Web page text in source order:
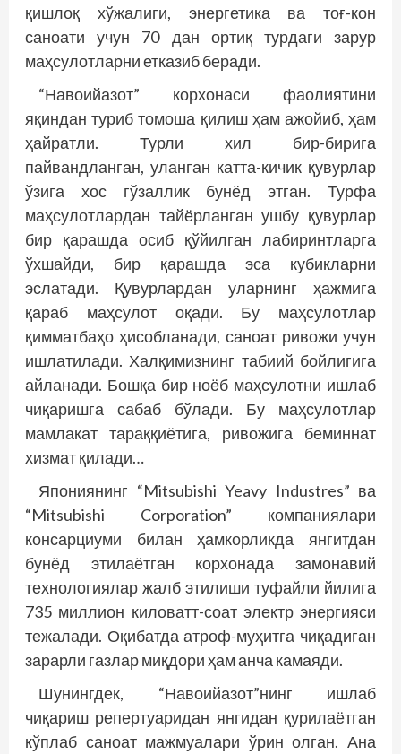
қиш­лоқ хўжалиги, энергетика ва тоғ-кон
саноати учун 70 дан ортиқ турдаги зарур
маҳсулотларни етказиб беради.
“Навоийазот” корхонаси фаолиятини
яқиндан туриб томоша қилиш ҳам ажойиб, ҳам
ҳайратли. Турли хил бир-бирига
пайвандланган, уланган катта-кичик қувурлар
ўзига хос гўзаллик бун­ёд этган. Турфа
маҳсулотлардан тайёрланган ушбу қувурлар
бир қарашда осиб қўйилган лабиринтларга
ўхшайди, бир қарашда эса кубикларни
эслатади. Қувурлардан уларнинг ҳажмига
қараб маҳсулот оқади. Бу маҳсулотлар
қимматбаҳо ҳисобланади, саноат ривожи учун
ишлатилади. Халқимизнинг табиий бойлигига
айланади. Бошқа бир ноёб маҳсулотни ишлаб
чиқаришга сабаб бўлади. Бу маҳсулотлар
мамлакат тараққиётига, ривожига беминнат
хизмат қилади…
Япониянинг “Mitsubishi Yeavy Industres” ва
“Mitsubishi Corporation” компаниялари
консарциуми билан ҳамкорликда янгитдан
бунёд этилаётган корхонада замонавий
технологиялар жалб этилиши туфайли йилига
735 миллион киловатт-соат электр энергияси
тежалади. Оқибатда атроф-муҳитга чиқадиган
зарарли газлар миқдори ҳам анча камаяди.
Шунингдек, “Навоий­азот”нинг ишлаб
чиқариш репертуаридан янгидан қурилаётган
кўплаб саноат мажмуалари ўрин олган. Ана